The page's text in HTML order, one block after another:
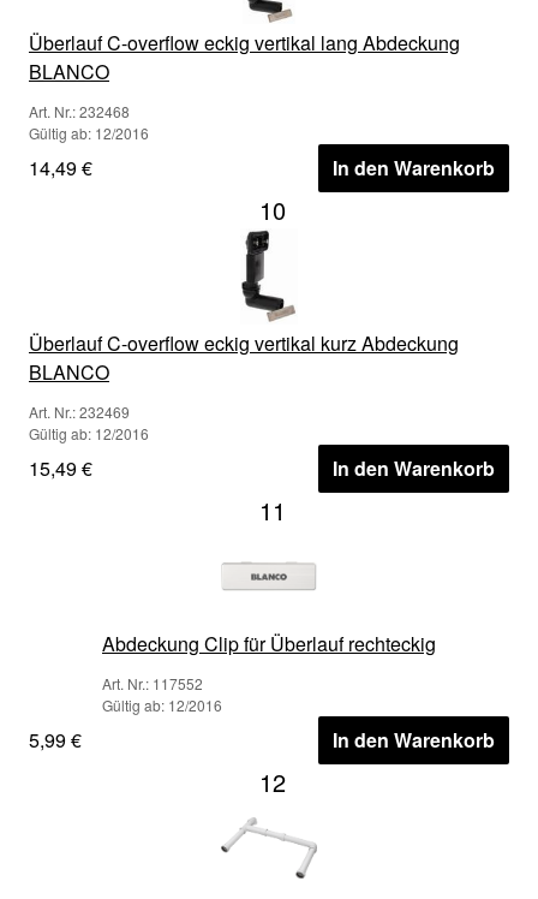
Überlauf C-overflow eckig vertikal lang Abdeckung
BLANCO
Art. Nr.: 232468
Gültig ab: 12/2016
14,49 € In den Warenkorb
10
Überlauf C-overflow eckig vertikal kurz Abdeckung
BLANCO
Art. Nr.: 232469
Gültig ab: 12/2016
15,49 € In den Warenkorb
11
Abdeckung Clip für Überlauf rechteckig
Art. Nr.: 117552
Gültig ab: 12/2016
5,99 € In den Warenkorb
12